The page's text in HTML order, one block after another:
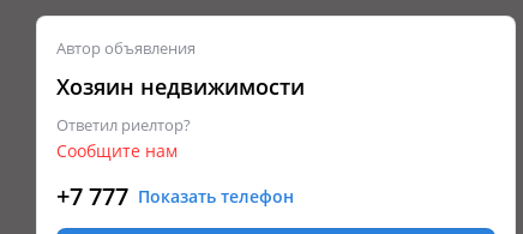
Автор объявления
Хозяин недвижимости
Ответил риелтор?
Сообщите нам
+7 777 Показать телефон